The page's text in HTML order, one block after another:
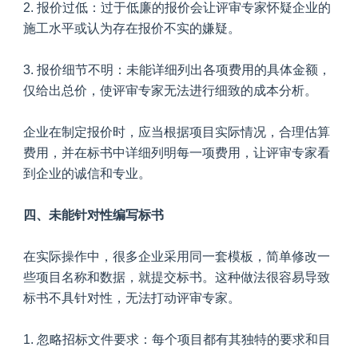
2. 报价过低：过于低廉的报价会让评审专家怀疑企业的
施工水平或认为存在报价不实的嫌疑。
3. 报价细节不明：未能详细列出各项费用的具体金额，
仅给出总价，使评审专家无法进行细致的成本分析。
企业在制定报价时，应当根据项目实际情况，合理估算
费用，并在标书中详细列明每一项费用，让评审专家看
到企业的诚信和专业。
四、未能针对性编写标书
在实际操作中，很多企业采用同一套模板，简单修改一
些项目名称和数据，就提交标书。这种做法很容易导致
标书不具针对性，无法打动评审专家。
1. 忽略招标文件要求：每个项目都有其独特的要求和目